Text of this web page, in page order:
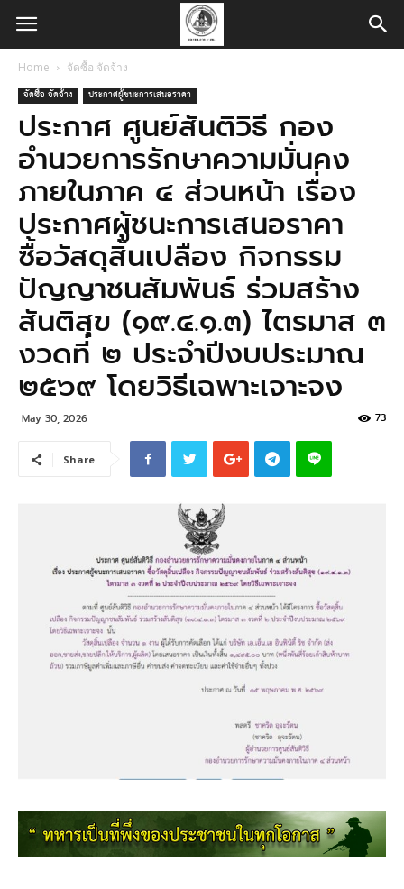
Home จัดซื้อ จัดจ้าง
จัดซื้อ จัดจ้าง ประกาศผู้ชนะการเสนอราคา
ประกาศ ศูนย์สันติวิธี กอง
อำนวยการรักษาความมั่นคง
ภายในภาค ๔ ส่วนหน้า เรื่อง
ประกาศผู้ชนะการเสนอราคา
ซื้อวัสดุสิ้นเปลือง กิจกรรม
ปัญญาชนสัมพันธ์ ร่วมสร้าง
สันติสุข (๑๙.๔.๑.๓) ไตรมาส ๓
งวดที่ ๒ ประจำปีงบประมาณ
๒๕๖๙ โดยวิธีเฉพาะเจาะจง
May 30, 2026 73
Share